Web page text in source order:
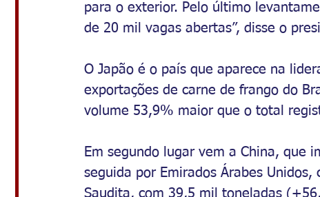
para o exterior. Pelo último
de 20 mil vagas abertas”, disse o
O Japão é o país que aparece na
exportações de carne de frango do
volume 53,9% maior que o total
Em segundo lugar vem a China,
seguida por Emirados Árabes
Saudita, com 39,5 mil toneladas